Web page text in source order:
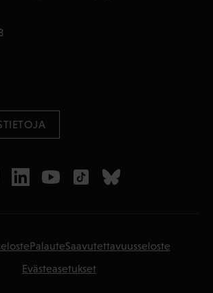
PalauteSaavutettavuusseloste
Evästeasetukset